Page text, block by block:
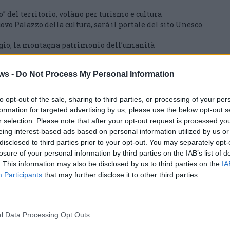
- Do Not Process My Personal Information
opt-out of the sale, sharing to third parties, or processing of your
for targeted advertising by us, please use the below opt-out
selection. Please note that after your opt-out request is processed
interest-based ads based on personal information utilized by us
to third parties prior to your opt-out. You may separately
of your personal information by third parties on the IAB’s list of
This information may also be disclosed by us to third parties on the
Participants that may further disclose it to other third parties.
Data Processing Opt Outs
del territorio, volàno per turismo e cultura
Palazzo della cultura, sarà il portale del sito Unesco
la montagna patrimonio dell’umanità
per commentare questo articolo.
Il contenuto di questo commento esprime il pensiero dell'autore e
che rimane autonoma e indipendente. I messaggi inclusi nei commenti
lettori che possono essere automaticamente pubblicati senza filtro
a siti esterni verranno rimossi in automatico dal sistema.